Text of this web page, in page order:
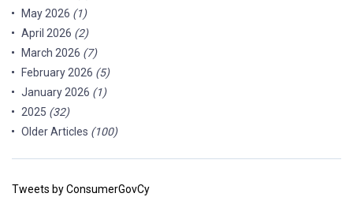
May 2026 (1)
April 2026 (2)
March 2026 (7)
February 2026 (5)
January 2026 (1)
2025 (32)
Older Articles (100)
Tweets by ConsumerGovCy